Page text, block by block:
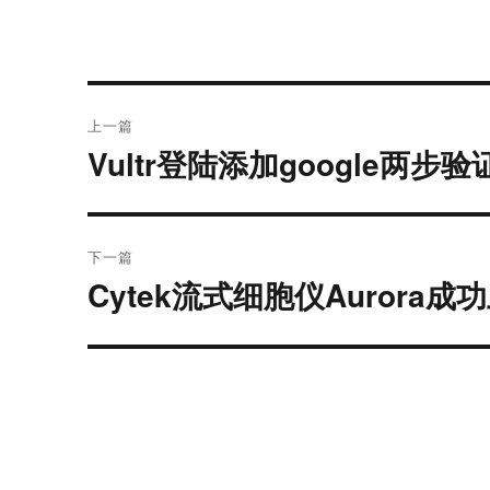
章
上一篇
上
文
Vultr登陆添加google两步验
下一篇
下
文
Cytek流式细胞仪Aurora成